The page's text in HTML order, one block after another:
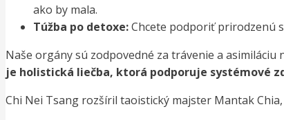
ako by mala.
Túžba po detoxe:Chcete podporiť prirodzenú
Naše orgány sú zodpovedné za trávenie a
je holistická liečba, ktorá podporuje systémové
Chi Nei Tsang rozšíril taoistický majster Mantak